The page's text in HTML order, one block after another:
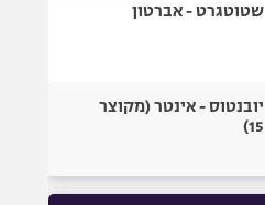
שטוטגרט - אברטון
יובנטוס - אינטר (מקוצר
15)